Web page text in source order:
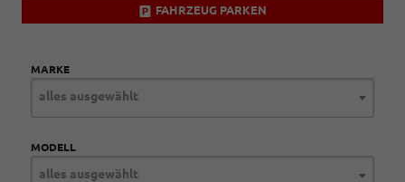
FAHRZEUG PARKEN
MARKE
alles ausgewählt
MODELL
alles ausgewählt